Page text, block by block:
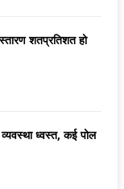
शतप्रतिशत हो
ध्वस्त, कई पोल